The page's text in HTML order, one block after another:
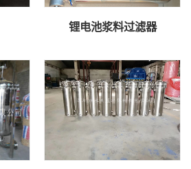
锂电池浆料过滤器